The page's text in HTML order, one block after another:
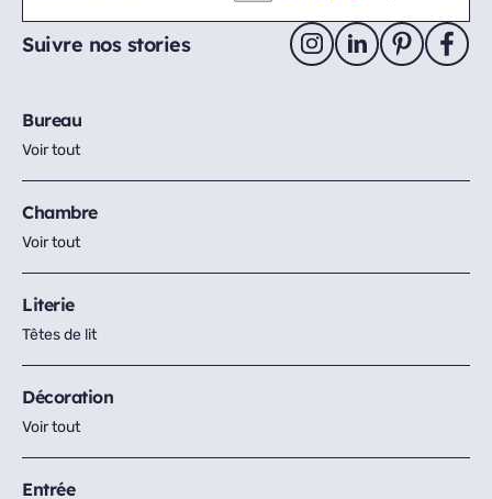
Suivre nos stories
Bureau
Voir tout
Chambre
Voir tout
Literie
Têtes de lit
Décoration
Voir tout
Entrée